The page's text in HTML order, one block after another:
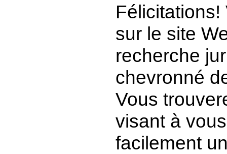
sur le site
recherche
chevronné
Vous
visant à
facilement